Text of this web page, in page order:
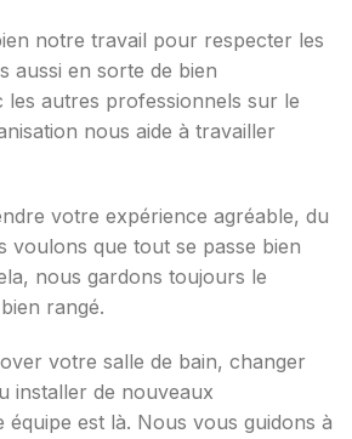
notre travail pour respecter les
aussi en sorte de bien
les autres professionnels sur le
nous aide à travailler
votre expérience agréable, du
voulons que tout se passe bien
nous gardons toujours le
rangé.
votre salle de bain, changer
installer de nouveaux
équipe est là. Nous vous guidons à